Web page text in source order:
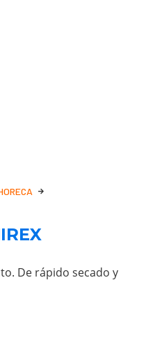
De rápido secado y